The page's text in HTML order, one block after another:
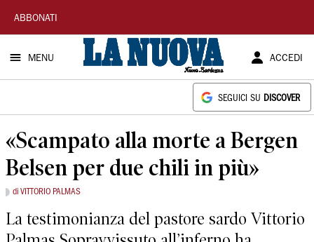
La
Nuova
Sardegna
ABBONATI
MENU ACCEDI
SEGUICI SU DISCOVER
«Scampato alla morte a Bergen
Belsen per due chili in più»
di VITTORIO PALMAS
La testimonianza del pastore sardo Vittorio